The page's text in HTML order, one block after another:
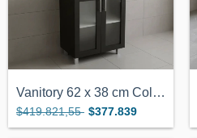
Vanitory 62 x 38 cm Color Wengue Con 2 P...
$419.821,55 $377.839